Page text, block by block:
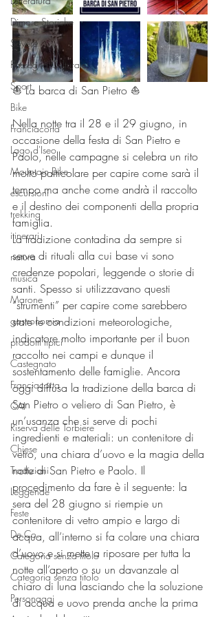
Dimore Storiche
Sovere
Rassegna Culturale
Sport
Bike
Franciacorta
Lago d'Iseo
Mountain Bike
escursioni
trekking
itinerari
natura
musica
Marone
gastronomia
prodotti tipici
Castegnato
Franciacorta
CAI
Riserva delle Torbiere
Chiese
Tradizioni
Leggende
Feste
De.Co.
Categoria senza titolo
Categoria senza titolo
Personaggi
⛵ La barca di San Pietro ⛵
Nella notte tra il 28 e il 29 giugno, in
occasione della festa di San Pietro e
Paolo, nelle campagne si celebra un rito
molto particolare per capire come sarà il
tempo ma anche come andrà il raccolto
e il destino dei componenti della propria
famiglia.
La tradizione contadina da sempre si
serve di rituali alla cui base vi sono
credenze popolari, leggende o storie di
santi. Spesso si utilizzavano questi
“strumenti” per capire come sarebbero
state le condizioni meteorologiche,
indicatore molto importante per il buon
raccolto nei campi e dunque il
sostentamento delle famiglie. Ancora
oggi diffusa la tradizione della barca di
San Pietro o veliero di San Pietro, è
un’usanza che si serve di pochi
ingredienti e materiali: un contenitore di
vetro, una chiara d’uovo e la magia della
notte di San Pietro e Paolo. Il
procedimento da fare è il seguente: la
sera del 28 giugno si riempie un
contenitore di vetro ampio e largo di
acqua, all’interno si fa colare una chiara
d’uovo e si mette a riposare per tutta la
notte all’aperto o su un davanzale al
chiaro di luna lasciando che la soluzione
di acqua e uovo prenda anche la prima